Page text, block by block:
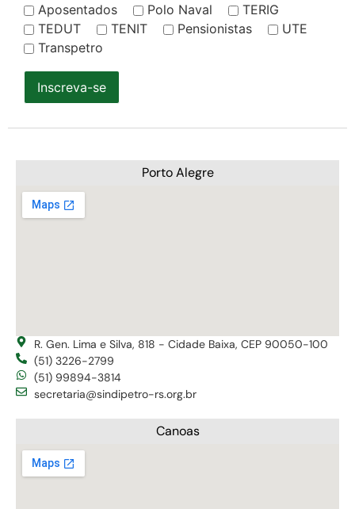
Aposentados
Polo Naval
TERIG
TEDUT
TENIT Pensionistas
UTE
Transpetro
Inscreva-se
Porto Alegre
R. Gen. Lima e Silva, 818 - Cidade Baixa, CEP 90050-100
(51) 3226-2799
(51) 99894-3814
secretaria@sindipetro-rs.org.br
Canoas